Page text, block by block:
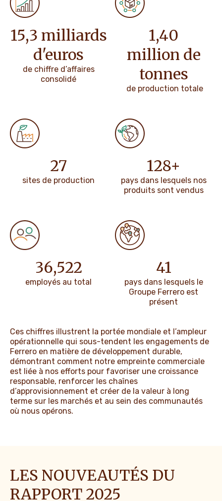
19,3 milliards
d'euros
de chiffre d’affaires
consolidé
1,53
million de
tonnes
de production totale
36
sites de production
170+
pays dans lesquels nos
produits sont vendus
48,697
employés au total
54
pays dans lesquels le
Groupe Ferrero est
présent
Ces chiffres illustrent la portée mondiale et l’ampleur
opérationnelle qui sous-tendent les engagements de
Ferrero en matière de développement durable,
démontrant comment notre empreinte commerciale
est liée à nos efforts pour favoriser une croissance
responsable, renforcer les chaînes
d’approvisionnement et créer de la valeur à long
terme sur les marchés et au sein des communautés
où nous opérons.
LES NOUVEAUTÉS DU
RAPPORT 2025